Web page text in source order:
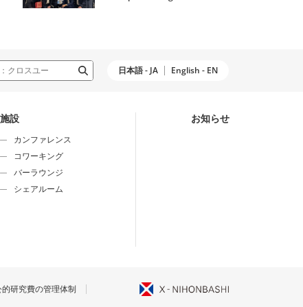
日本語 - JA English - EN
施設
カンファレンス
コワーキング
バーラウンジ
シェアルーム
お知らせ
的研究費の管理体制